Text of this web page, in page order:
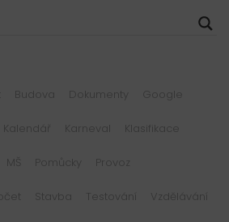
Budova Dokumenty Google
Kalendář Karneval Klasifikace
MŠ Pomůcky Provoz
Stavba Testování Vzdělávání